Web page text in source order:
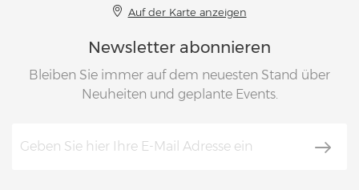
Auf der Karte anzeigen
Newsletter abonnieren
Bleiben Sie immer auf dem neuesten Stand über
Neuheiten und geplante Events.